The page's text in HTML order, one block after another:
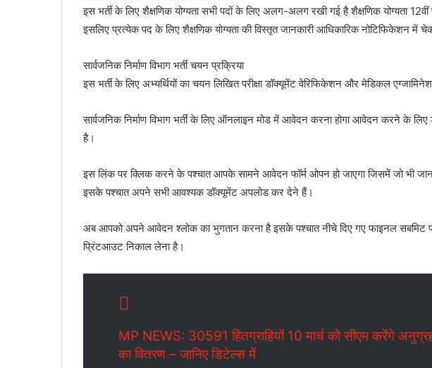
इस भर्ती के लिए शैक्षणिक योग्यता सभी पदों के लिए अलग-अलग रखी गई है शैक्षणिक योग्यता
इसलिए प्रत्येक पद के लिए शैक्षणिक योग्यता की विस्तृत जानकारी आधिकारिक नोटिफिकेशन
सार्वजनिक निर्माण विभाग भर्ती चयन प्रक्रिया
इस भर्ती के लिए अभ्यर्थियों का चयन लिखित परीक्षा डॉक्यूमेंट वेरिफिकेशन और मेडिकल
सार्वजनिक निर्माण विभाग भर्ती के लिए ऑनलाइन मोड में आवेदन करना होगा आवेदन करने के
है।
इस लिंक पर क्लिक करने के पश्चात आपके सामने आवेदन फॉर्म ओपन हो जाएगा जिसमें जो भी
इसके पश्चात अपने सभी आवश्यक डॉक्यूमेंट अपलोड कर देने हैं।
अब आपको अपने आवेदन श्लोक का भुगतान करना है इसके पश्चात नीचे दिए गए फाइनल सबमिट
प्रिंटआउट निकाल लेना है।
MP NEWS: 30591 हितग्राहियों 10 मार्च को सीएम करेंगे
का वितरण – जानिए डिटेल्स में